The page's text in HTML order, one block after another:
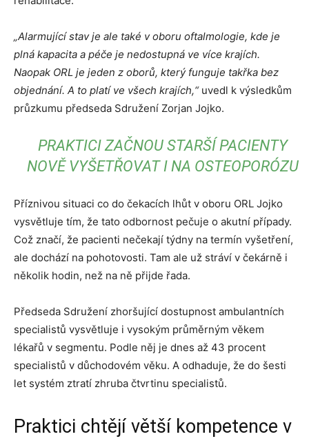
„Alarmující stav je ale také v oboru oftalmologie, kde je
plná kapacita a péče je nedostupná ve více krajích.
Naopak ORL je jeden z oborů, který funguje takřka bez
objednání. A to platí ve všech krajích,“ uvedl k výsledkům
průzkumu předseda Sdružení Zorjan Jojko.
PRAKTICI ZAČNOU STARŠÍ PACIENTY
NOVĚ VYŠETŘOVAT I NA OSTEOPORÓZU
Příznivou situaci co do čekacích lhůt v oboru ORL Jojko
vysvětluje tím, že tato odbornost pečuje o akutní případy.
Což značí, že pacienti nečekají týdny na termín vyšetření,
ale dochází na pohotovosti. Tam ale už stráví v čekárně i
několik hodin, než na ně přijde řada.
Předseda Sdružení zhoršující dostupnost ambulantních
specialistů vysvětluje i vysokým průměrným věkem
lékařů v segmentu. Podle něj je dnes až 43 procent
specialistů v důchodovém věku. A odhaduje, že do šesti
let systém ztratí zhruba čtvrtinu specialistů.
Praktici chtějí větší kompetence v